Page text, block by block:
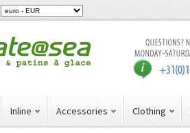
Inline Accessories Clothing